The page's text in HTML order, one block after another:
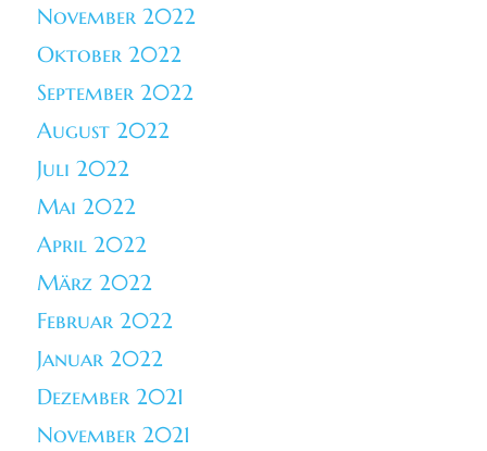
November 2022
Oktober 2022
September 2022
August 2022
Juli 2022
Mai 2022
April 2022
März 2022
Februar 2022
Januar 2022
Dezember 2021
November 2021